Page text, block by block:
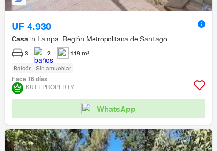
UF 4.930
Casa in Lampa, Región Metropolitana de Santiago
3 2 119 m²
Balcón Sin amueblar
Hace 16 días
KUTT PROPERTY
WhatsApp